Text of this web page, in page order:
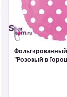
Фольгированный
"Розовый в